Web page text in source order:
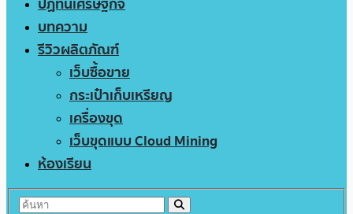
บทความ
รีวิวผลิตภัณฑ์
เว็บซื้อขาย
กระเป๋าเก็บเหรียญ
เครื่องขุด
เว็บขุดแบบ Cloud Mining
ห้องเรียน